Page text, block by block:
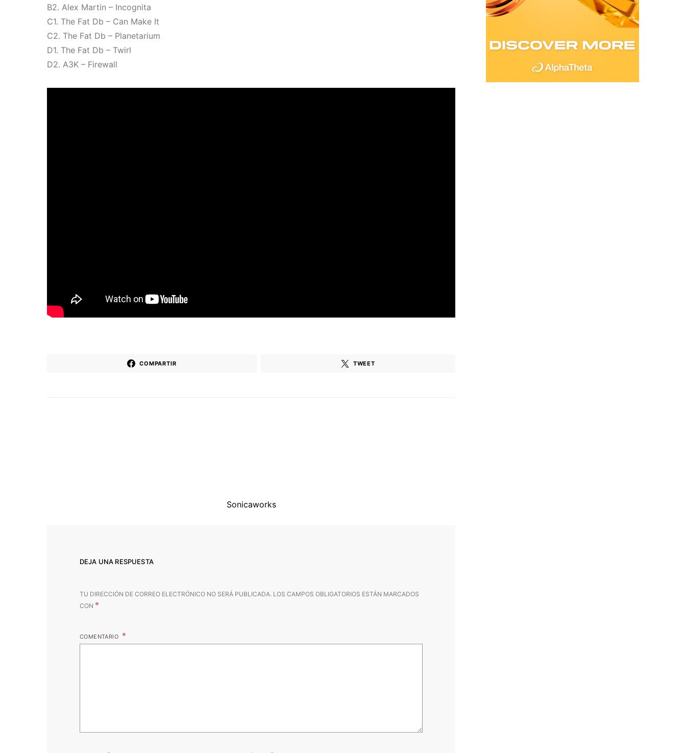
B2. Alex Martin – Incognita
C1. The Fat Db – Can Make It
C2. The Fat Db – Planetarium
D1. The Fat Db – Twirl
D2. A3K – Firewall
COMPARTIR TWEET
Sonicaworks
DEJA UNA RESPUESTA
TU DIRECCIÓN DE CORREO ELECTRÓNICO NO SERÁ PUBLICADA. LOS CAMPOS OBLIGATORIOS ESTÁN MARCADOS
CON *
COMENTARIO